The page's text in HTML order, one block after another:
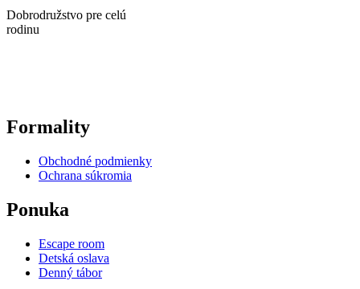
Dobrodružstvo pre celú
rodinu
Formality
Obchodné podmienky
Ochrana súkromia
Ponuka
Escape room
Detská oslava
Denný tábor